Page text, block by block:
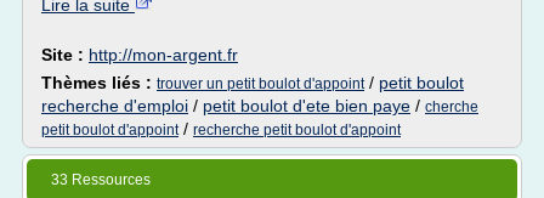
Lire la suite
Site : http://mon-argent.fr
Thèmes liés : trouver un petit boulot d'appoint/ petit boulot
recherche d'emploi / petit boulot d'ete bien paye / cherche
petit boulot d'appoint/ recherche petit boulot d'appoint
33 Ressources